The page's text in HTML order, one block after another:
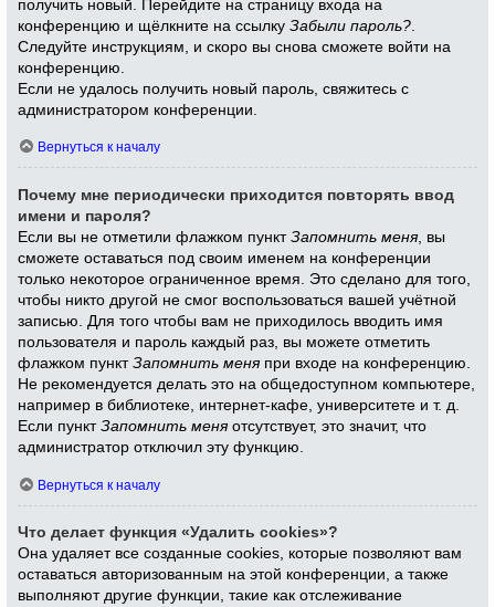
получить новый. Перейдите на страницу входа на
конференцию и щёлкните на ссылкуЗабыли пароль?
Следуйте инструкциям, и скоро вы снова сможете войти на
конференцию.
Если не удалось получить новый пароль, свяжитесь с
администратором конференции.
Вернуться к началу
Почему мне периодически приходится повторять ввод
имени и пароля?
Если вы не отметили флажком пунктЗапомнить меня , вы
сможете оставаться под своим именем на конференции
только некоторое ограниченное время. Это сделано для того,
чтобы никто другой не смог воспользоваться вашей учётной
записью. Для того чтобы вам не приходилось вводить имя
пользователя и пароль каждый раз, вы можете отметить
флажком пунктЗапомнить меня при входе на конференцию.
Не рекомендуется делать это на общедоступном компьютере,
например в библиотеке, интернет-кафе, университете и т. д.
Если пунктЗапомнить меня отсутствует, это значит, что
администратор отключил эту функцию.
Вернуться к началу
Что делает функция «Удалить cookies»?
Она удаляет все созданные cookies, которые позволяют вам
оставаться авторизованным на этой конференции, а также
выполняют другие функции, такие как отслеживание